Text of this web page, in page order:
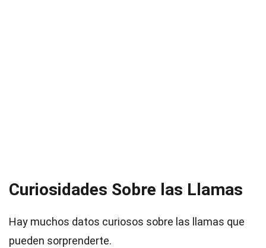
Curiosidades Sobre las Llamas
Hay muchos datos curiosos sobre las llamas que
pueden sorprenderte.